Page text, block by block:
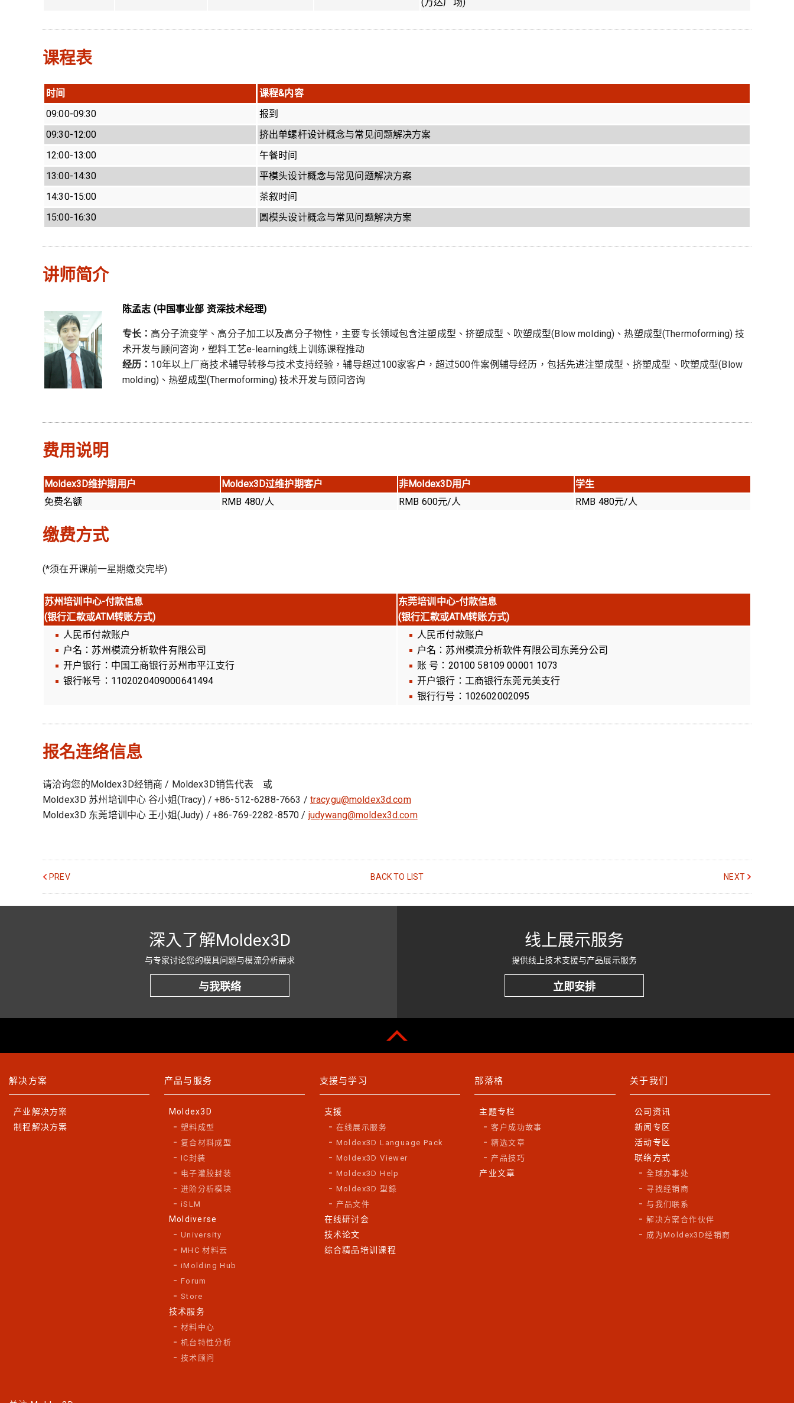
课程表
时间
课程&内容
09:00-09:30
报到
09:30-12:00
挤出单螺杆设计概念与常见问题解决方案
12:00-13:00
午餐时间
13:00-14:30
平模头设计概念与常见问题解决方案
14:30-15:00
茶叙时间
15:00-16:30
圆模头设计概念与常见问题解决方案
讲师简介
陈孟志 (中国事业部 资深技术经理)
专长： 高分子流变学、高分子加工以及高分子物性，主要专长领域包含注塑成型、挤塑成型、吹塑成型(Blow molding)、热塑成型(Thermoforming) 技
术开发与顾问咨询，塑料工艺e-learning线上训练课程推动
经历： 10年以上厂商技术辅导转移与技术支持经验，辅导超过100家客户，超过500件案例辅导经历，包括先进注塑成型、挤塑成型、吹塑成型(Blow
molding)、热塑成型(Thermoforming) 技术开发与顾问咨询
费用说明
Moldex3D维护期用户 Moldex3D过维护期客户 非Moldex3D用户
学生
免费名额
RMB 480/人 RMB 600元/人 RMB 480元/人
缴费方式
(*须在开课前一星期缴交完毕)
苏州培训中心-付款信息
(银行汇款或ATM转账方式)
东莞培训中心-付款信息
(银行汇款或ATM转账方式)
人民币付款账户
户名：苏州模流分析软件有限公司
开户银行：中国工商银行苏州市平江支行
银行帐号：1102020409000641494
人民币付款账户
户名：苏州模流分析软件有限公司东莞分公司
账 号：20100 58109 00001 1073
开户银行：工商银行东莞元美支行
银行行号：102602002095
报名连络信息
请洽询您的Moldex3D经销商 / Moldex3D销售代表 或
Moldex3D 苏州培训中心 谷小姐(Tracy) / +86-512-6288-7663 / tracygu@moldex3d.com
Moldex3D 东莞培训中心 王小姐(Judy) / +86-769-2282-8570 / judywang@moldex3d.com
PREV BACK TO LIST NEXT
深入了解Moldex3D
与专家讨论您的模具问题与模流分析需求
与我联络
线上展示服务
提供线上技术支援与产品展示服务
立即安排
解决方案
产业解决方案
制程解决方案
产品与服务
Moldex3D
塑料成型
复合材料成型
IC封装
电子灌胶封装
进阶分析模块
iSLM
Moldiverse
University
MHC 材料云
iMolding Hub
Forum
Store
技术服务
材料中心
机台特性分析
技术顾问
支援与学习
支援
在线展示服务
Moldex3D Language Pack
Moldex3D Viewer
Moldex3D Help
Moldex3D 型錄
产品文件
在线研讨会
技术论文
综合精品培训课程
部落格
主题专栏
客户成功故事
精选文章
产品技巧
产业文章
关于我们
公司资讯
新闻专区
活动专区
联络方式
全球办事处
寻找经销商
与我们联系
解决方案合作伙伴
成为Moldex3D经销商